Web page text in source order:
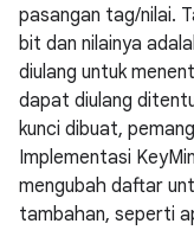
pasangan tag/nilai.
bit dan nilainya
diulang untuk
dapat diulang
kunci dibuat,
Implementasi
mengubah daftar
tambahan, seperti